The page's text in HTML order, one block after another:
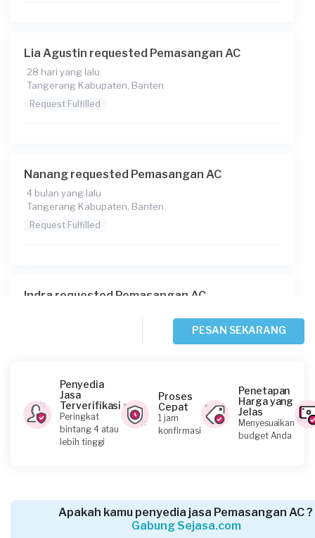
Lia Agustin requested Pemasangan AC
28 hari yang lalu
Tangerang Kabupaten, Banten
Request Fulfilled
Nanang requested Pemasangan AC
4 bulan yang lalu
Tangerang Kabupaten, Banten
Request Fulfilled
Indra requested Pemasangan AC
Arin Nisa requested Pemasangan AC
5 bulan yang lalu
Tangerang Selatan, Banten
PESAN SEKARANG
Penyedia
Jasa
Terverifikasi
Peringkat
bintang 4 atau
lebih tinggi
Proses
Cepat
1 jam
konfirmasi
Penetapan
Harga yang
Jelas
Menyesuaikan
budget Anda
Apakah kamu penyedia jasa Pemasangan AC ?
Gabung Sejasa.com